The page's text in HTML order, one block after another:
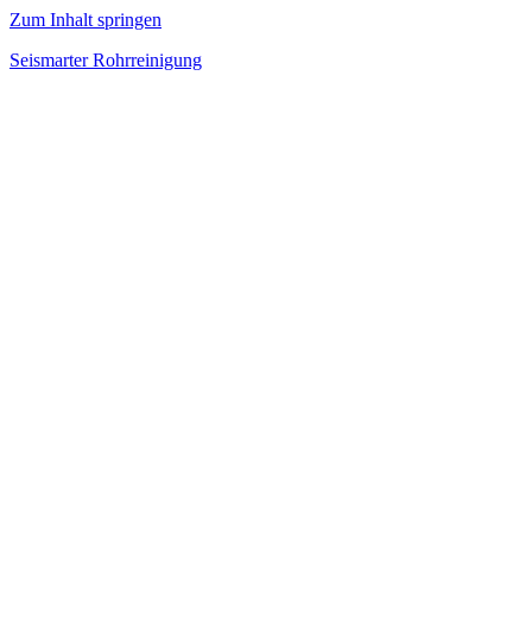
Zum Inhalt springen
Seismarter Rohrreinigung